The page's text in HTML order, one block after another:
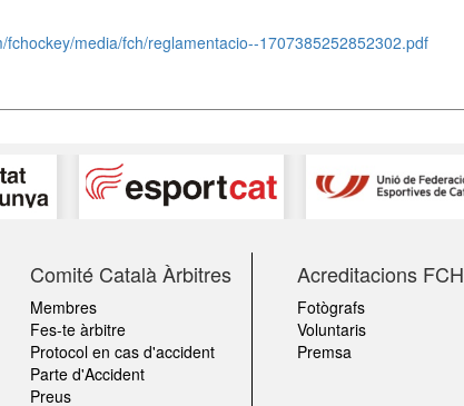
media/fch/reglamentacio--1707385252852302.pdf
Comité Català Àrbitres
Membres
Fes-te àrbitre
Protocol en cas d'accident
Parte d'Accident
Preus
Acreditacions FCH
Fotògrafs
Voluntaris
Premsa